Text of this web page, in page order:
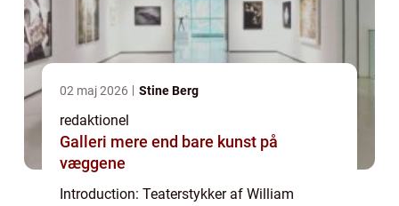
02 maj 2026 Stine Berg
redaktionel
Galleri mere end bare kunst på
væggene
Introduction: Teaterstykker af William